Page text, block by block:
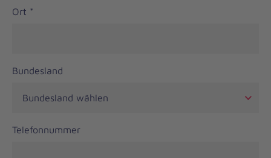
Ort *
Bundesland
Telefonnummer